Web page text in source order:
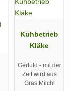
Kuhbetrieb
Kläke
Geduld - mit der
Zeit wird aus
Gras Milch!